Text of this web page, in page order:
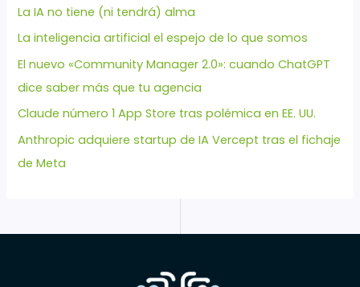
La IA no tiene (ni tendrá) alma
La inteligencia artificial el espejo de lo que somos
El nuevo «Community Manager 2.0»: cuando ChatGPT
dice saber más que tu agencia
Claude número 1 App Store tras polémica en EE. UU.
Anthropic adquiere startup de IA Vercept tras el fichaje
de Meta